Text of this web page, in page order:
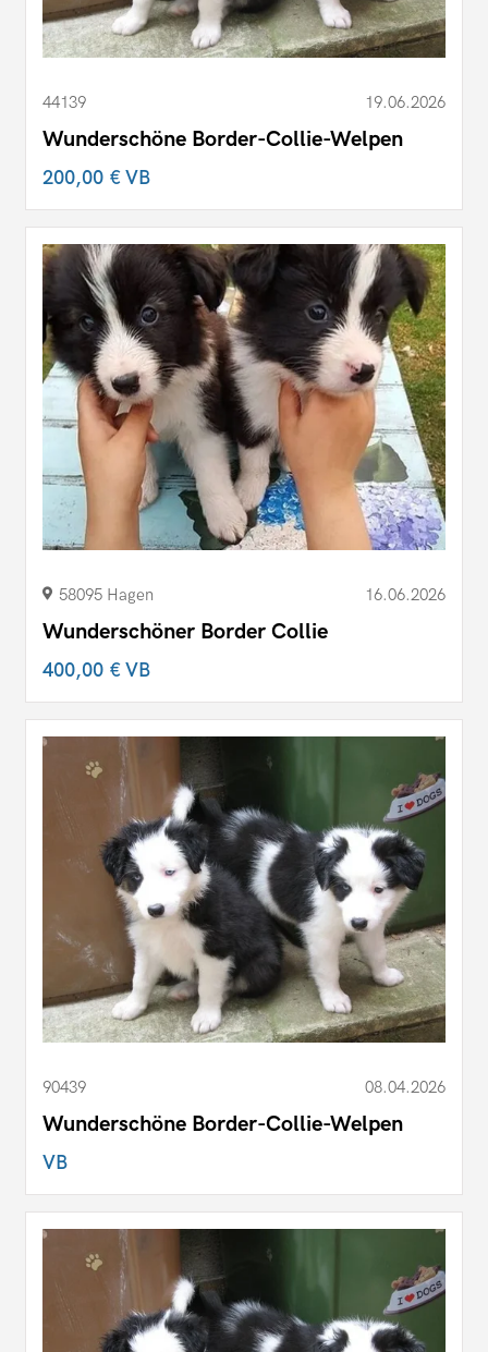
44139 19.06.2026
Wunderschöne Border-Collie-Welpen
200,00 €VB
58095 Hagen 16.06.2026
Wunderschöner Border Collie
400,00 €VB
90439 08.04.2026
Wunderschöne Border-Collie-Welpen
VB